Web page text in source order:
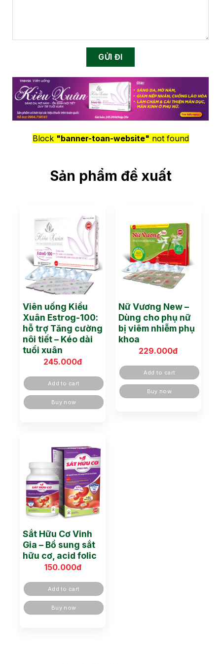
Block "banner-toan-website" not found
Sản phẩm đề xuất
Viên uống Kiều
Xuân Estrog-100:
hỗ trợ Tăng cường
nôi tiết – Kéo dài
tuổi xuân
245.000đ
Add to cart
Buy now
Nữ Vương New –
Dùng cho phụ nữ
bị viêm nhiễm phụ
khoa
229.000đ
Add to cart
Buy now
Sắt Hữu Cơ Vinh
Gia – Bổ sung sắt
hữu cơ, acid folic
150.000đ
Add to cart
Buy now